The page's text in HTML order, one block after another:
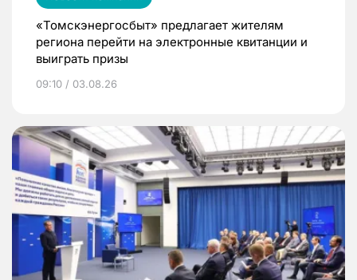
«Томскэнергосбыт» предлагает жителям
региона перейти на электронные квитанции и
выиграть призы
09:10 / 03.08.26